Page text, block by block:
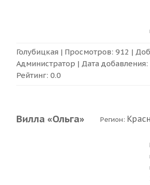
Голубицкая | Просмотров: 912 |
Администратор | Дата добавления:
Рейтинг: 0.0
Вилла «Ольга» Регион: